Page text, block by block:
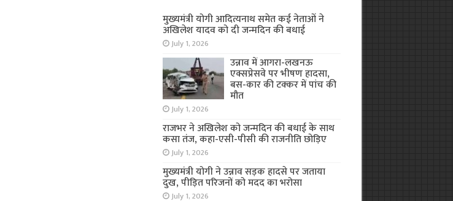
मुख्यमंत्री योगी आदित्यनाथ समेत कई नेताओं ने
अखिलेश यादव को दी जन्मदिन की बधाई
July 1, 2026
उन्नाव में आगरा-लखनऊ
एक्सप्रेसवे पर भीषण हादसा,
बस-कार की टक्कर में पांच की
मौत
July 1, 2026
राजभर ने अखिलेश को जन्मदिन की बधाई के साथ
कसा तंज, कहा-एसी-पीसी की राजनीति छोड़िए
July 1, 2026
मुख्यमंत्री योगी ने उन्नाव सड़क हादसे पर जताया
दुख, पीड़ित परिजनों को मदद का भरोसा
July 1, 2026